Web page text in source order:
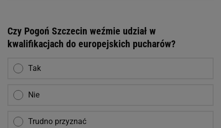
Czy Pogoń Szczecin weźmie udział w
kwalifikacjach do europejskich pucharów?
Tak
Nie
Trudno przyznać